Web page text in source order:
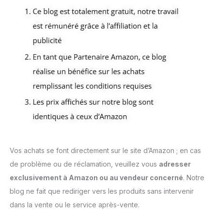
Vos achats se font directement sur le site d’Amazon ; en cas
de problème ou de réclamation, veuillez vous adresser
exclusivement à Amazon ou au vendeur concerné. Notre
blog ne fait que rediriger vers les produits sans intervenir
dans la vente ou le service après-vente.